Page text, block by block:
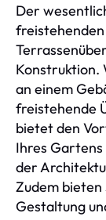
Der
Konstruktion.
an einem
freistehende
bietet den
Ihres
der
Zudem
Gestaltung